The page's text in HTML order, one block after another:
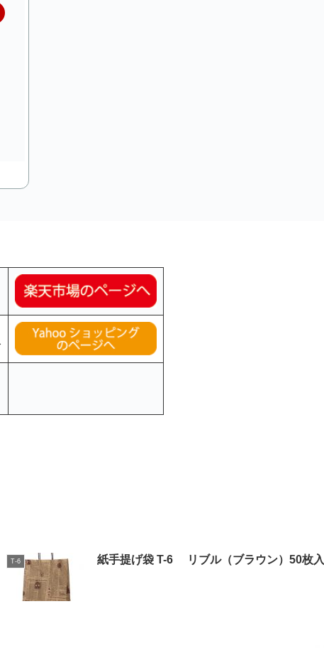
T-6 紙手提げ袋 T-6 リブル（ブラウン）50枚入